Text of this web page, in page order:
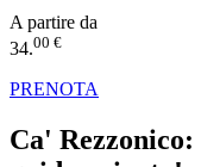
A partire da
34.00 €
PRENOTA
Ca' Rezzonico: